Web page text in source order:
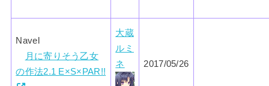
Navel
月に寄りそう乙女
の作法2.1 E×S×PAR!!
大蔵
ルミ
ネ
2017/05/26